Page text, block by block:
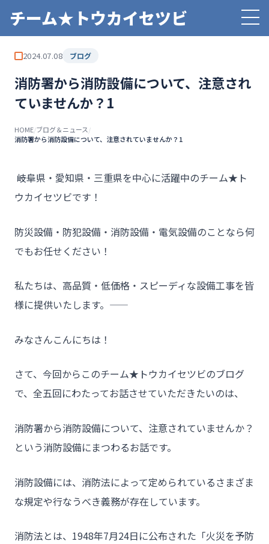
チーム★トウカイセツビ
2024.07.08 ブログ
消防署から消防設備について、注意され
ていませんか？1
HOME/ブログ＆ニュース/
消防署から消防設備について、注意されていませんか？1
――岐阜県・愛知県・三重県を中心に活躍中のチーム★ト
ウカイセツビです！
防災設備・防犯設備・消防設備・電気設備のことなら何
でもお任せください！
私たちは、高品質・低価格・スピーディな設備工事を皆
様に提供いたします。――
みなさんこんにちは！
さて、今回からこのチーム★トウカイセツビのブログ
で、全五回にわたってお話させていただきたいのは、
消防署から消防設備について、注意されていませんか？
という消防設備にまつわるお話です。
消防設備には、消防法によって定められているさまざま
な規定や行なうべき義務が存在しています。
消防法とは、1948年7月24日に公布された「火災を予防